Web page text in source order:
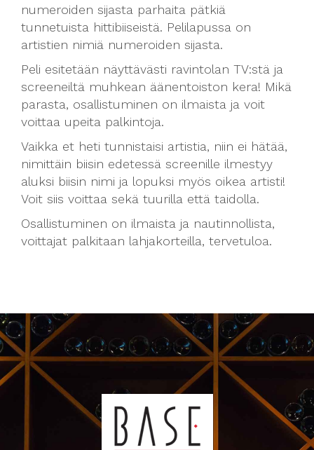
numeroiden sijasta parhaita pätkiä
tunnetuista hittibiiseistä. Pelilapussa on
artistien nimiä numeroiden sijasta.
Peli esitetään näyttävästi ravintolan TV:stä ja
screeneiltä muhkean äänentoiston kera! Mikä
parasta, osallistuminen on ilmaista ja voit
voittaa upeita palkintoja.
Vaikka et heti tunnistaisi artistia, niin ei hätää,
nimittäin biisin edetessä screenille ilmestyy
aluksi biisin nimi ja lopuksi myös oikea artisti!
Voit siis voittaa sekä tuurilla että taidolla.
Osallistuminen on ilmaista ja nautinnollista,
voittajat palkitaan lahjakorteilla, tervetuloa.